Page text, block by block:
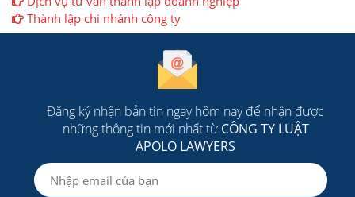
Thành lập chi nhánh công ty
Đăng ký nhận bản tin ngay hôm nay để nhận được
những thông tin mới nhất từCÔNG TY LUẬT
APOLO LAWYERS